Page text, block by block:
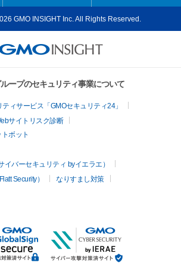
GMO INSIGHT Inc. All Rights Reserved.
ープのセキュリティ事業について
ィサービス「GMOセキュリティ24」
サイトリスク診断
ボット
バーセキュリティ byイエラエ）
Security）
なりすまし対策